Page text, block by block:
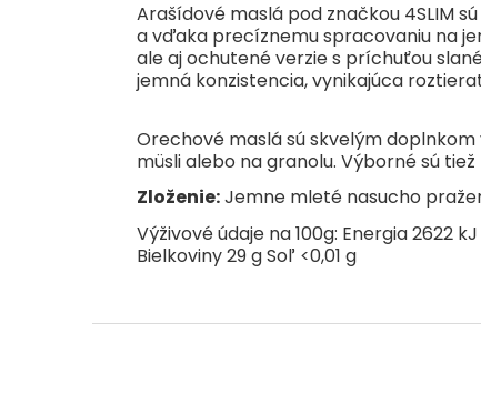
Arašídové maslá pod značkou 4SLIM
a vďaka precíznemu spracovaniu na
ale aj ochutené verzie s príchuťou
jemná konzistencia, vynikajúca
Orechové maslá sú skvelým doplnkom
müsli alebo na granolu. Výborné sú
Zloženie:Jemne mleté nasucho
Výživové údaje na 100g: Energia 2622
Bielkoviny 29 g Soľ <0,01 g